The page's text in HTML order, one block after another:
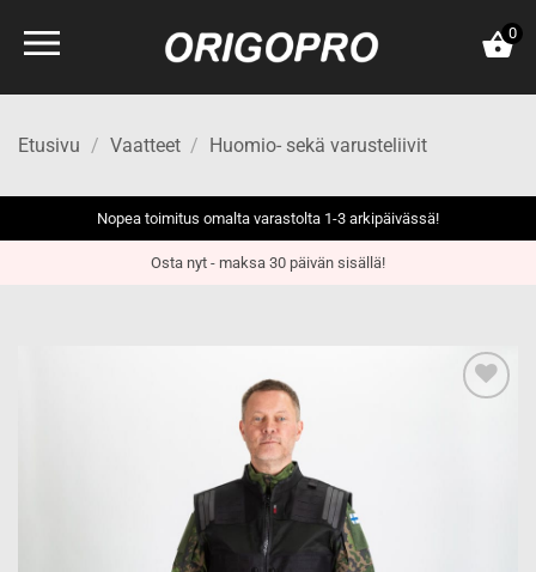
0
Etusivu / Vaatteet / Huomio- sekä varusteliivit
Nopea toimitus omalta varastolta 1-3 arkipäivässä!
Osta nyt - maksa 30 päivän sisällä!